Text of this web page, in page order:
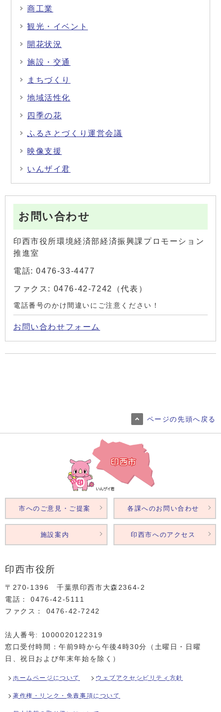
商工業
観光・イベント
開花状況
施設・交通
まちづくり
地域活性化
四季の花
ふるさとづくり運営会議
映像支援
いんザイ君
お問い合わせ
印西市役所環境経済部経済振興課プロモーション
推進室
電話: 0476-33-4477
ファクス: 0476-42-7242（代表）
電話番号のかけ間違いにご注意ください！
お問い合わせフォーム
ページの先頭へ戻る
印西市役所
〒270-1396 千葉県印西市大森2364‐2
電話： 0476‐42‐5111
ファクス： 0476‐42‐7242
法人番号: 1000020122319
窓口受付時間：午前9時から午後4時30分（土曜日・日曜
日、祝日および年末年始を除く）
ホームページについて ウェブアクセシビリティ方針
著作権・リンク・免責事項について
市へのご意見・ご提案 各課へのお問い合わせ
施設案内 印西市へのアクセス